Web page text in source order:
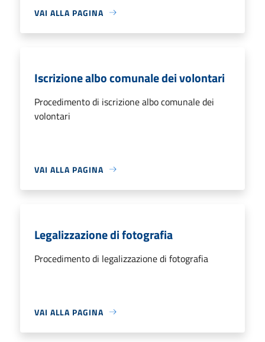
VAI ALLA PAGINA
Iscrizione albo comunale dei volontari
Procedimento di iscrizione albo comunale dei
volontari
VAI ALLA PAGINA
Legalizzazione di fotografia
Procedimento di legalizzazione di fotografia
VAI ALLA PAGINA